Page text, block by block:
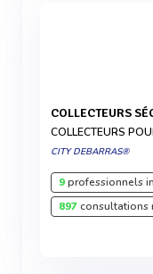
COLLECTEURS
COLLECTEURS
CITY DEBARRAS®
9professionnels
897consultations